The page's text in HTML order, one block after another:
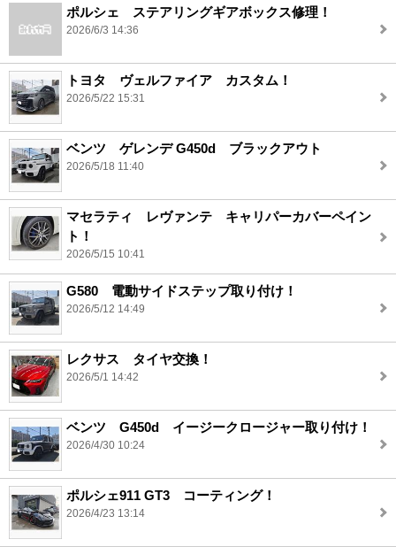
ポルシェ ステアリングギアボックス修理！
2026/6/3 14:36
トヨタ ヴェルファイア カスタム！
2026/5/22 15:31
ベンツ ゲレンデ G450d ブラックアウト
2026/5/18 11:40
マセラティ レヴァンテ キャリパーカバーペイン
ト！
2026/5/15 10:41
G580 電動サイドステップ取り付け！
2026/5/12 14:49
レクサス タイヤ交換！
2026/5/1 14:42
ベンツ G450d イージークロージャー取り付け！
2026/4/30 10:24
ポルシェ911 GT3 コーティング！
2026/4/23 13:14